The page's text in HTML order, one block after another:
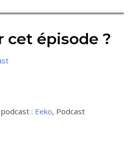
cet épisode ?
: Eeko, Podcast